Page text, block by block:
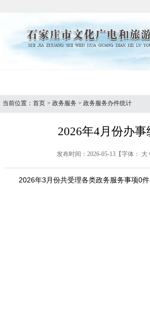
当前位置：首页 >政务服务 >政务服务办件统计
2026年4月份办事
发布时间：2026-05-13 【字体： 大
2026年3月份共受理各类政务服务事项0件